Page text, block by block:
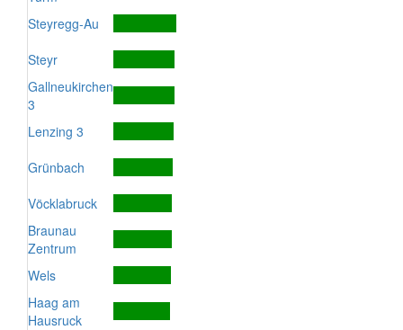
Steyregg-Au
Steyr
Gallneukirchen
3
Lenzing 3
Grünbach
Vöcklabruck
Braunau
Zentrum
Wels
Haag am
Hausruck